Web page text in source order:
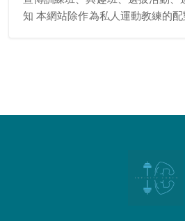
知 本網站除作為私人運動教練的